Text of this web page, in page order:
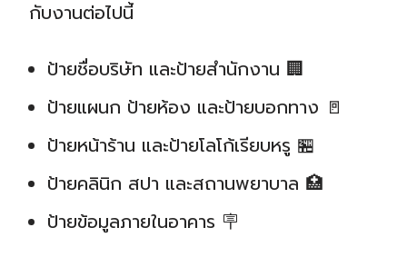
กับงานต่อไปนี้
ป้ายชื่อบริษัท และป้ายสำนักงาน 🏢
ป้ายแผนก ป้ายห้อง และป้ายบอกทาง 🚪
ป้ายหน้าร้าน และป้ายโลโก้เรียบหรู 🏪
ป้ายคลินิก สปา และสถานพยาบาล 🏥
ป้ายข้อมูลภายในอาคาร 🪧